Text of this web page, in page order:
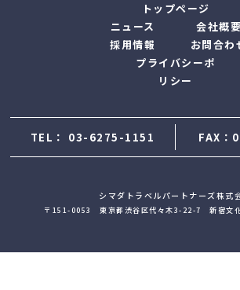
トップページ
ニュース
会社概要
採用情報
お問合わ
プライバシーポ
リシー
TEL： 03-6275-1151 FAX
シマダトラベルパートナーズ株式
〒151-0053 東京都渋谷区代々木3-22-7 新宿文